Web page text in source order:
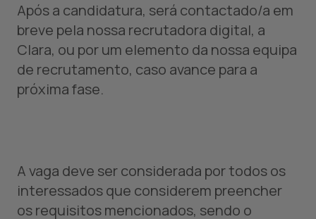
Após a candidatura, será contactado/a em
breve pela nossa recrutadora digital, a
Clara, ou por um elemento da nossa equipa
de recrutamento, caso avance para a
próxima fase.
A vaga deve ser considerada por todos os
interessados que considerem preencher
os requisitos mencionados, sendo o